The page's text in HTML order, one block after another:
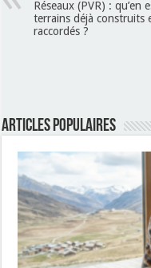
Réseaux (PVR) : qu’en
terrains déjà construits
raccordés ?
Articles populaires